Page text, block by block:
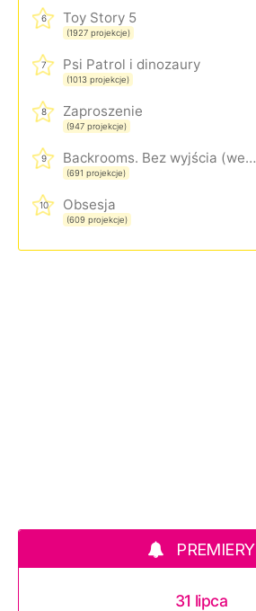
6 Toy Story 5
(1927 projekcje)
7 Psi Patrol i dinozaury
(1013 projekcje)
8 Zaproszenie
(947 projekcje)
9 Backrooms. Bez wyjścia (wersja rozszerzona)
(691 projekcje)
10 Obsesja
(609 projekcje)
PREMIERY
31 lipca